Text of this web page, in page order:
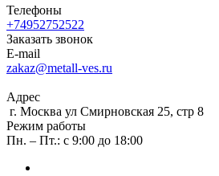
Телефоны
+74952752522
Заказать звонок
E-mail
zakaz@metall-ves.ru
Адрес
г. Москва ул Смирновская 25, стр 8
Режим работы
Пн. – Пт.: с 9:00 до 18:00